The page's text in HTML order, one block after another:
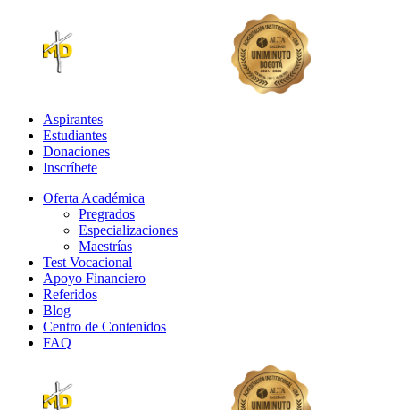
Aspirantes
Estudiantes
Donaciones
Inscríbete
Oferta Académica
Pregrados
Especializaciones
Maestrías
Test Vocacional
Apoyo Financiero
Referidos
Blog
Centro de Contenidos
FAQ